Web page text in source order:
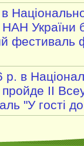
України
фестиваль
р. в
ІІ
"У гості до